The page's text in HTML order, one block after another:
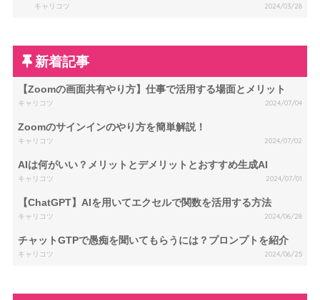
キャリコツ 2024/03/28
新着記事
【Zoomの画面共有やり方】仕事で活用する場面とメリット
キャリコツ 2024/07/04
Zoomのサインインのやり方を簡単解説！
キャリコツ 2024/07/02
AIは何がいい？メリットとデメリットとおすすめ生成AI
キャリコツ 2024/07/01
【ChatGPT】AIを用いてエクセルで関数を活用する方法
キャリコツ 2024/06/28
チャットGTPで愚痴を聞いてもらうには？プロンプトを紹介
キャリコツ 2024/06/25